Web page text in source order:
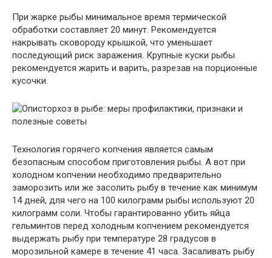
При жарке рыбы минимальное время термической
обработки составляет 20 минут. Рекомендуется
накрывать сковороду крышкой, что уменьшает
последующий риск заражения. Крупные куски рыбы
рекомендуется жарить и варить, разрезав на порционные
кусочки.
Технология горячего копчения является самым
безопасным способом приготовления рыбы. А вот при
холодном копчении необходимо предварительно
заморозить или же засолить рыбу в течение как минимум
14 дней, для чего на 100 килограмм рыбы используют 20
килограмм соли. Чтобы гарантированно убить яйца
гельминтов перед холодным копчением рекомендуется
выдержать рыбу при температуре 28 градусов в
морозильной камере в течение 41 часа. Засаливать рыбу